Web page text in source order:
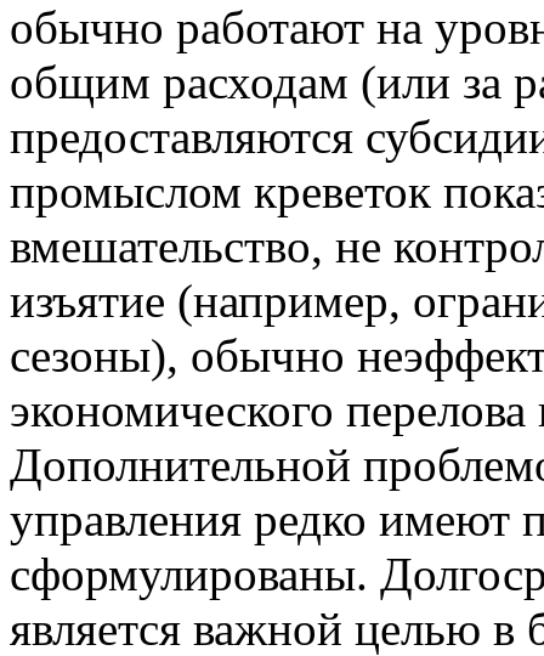
обычно работают на
общим расходам (или за
предоставляются
промыслом креветок
вмешательство, не
изъятие (например,
сезоны), обычно
экономического
Дополнительной
управления редко имеют
сформулированы.
является важной целью в